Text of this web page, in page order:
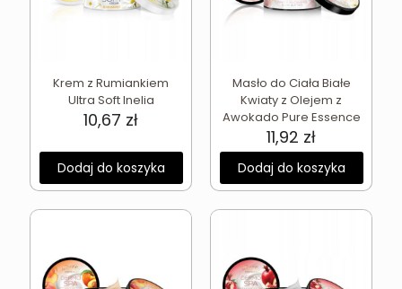
Krem z Rumiankiem
Ultra Soft Inelia
10,67 zł
Dodaj do koszyka
Masło do Ciała Białe
Kwiaty z Olejem z
Awokado Pure Essence
11,92 zł
Dodaj do koszyka